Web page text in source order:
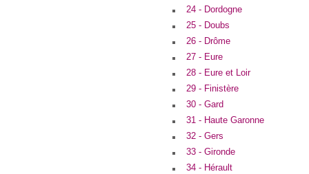
24 - Dordogne
25 - Doubs
26 - Drôme
27 - Eure
28 - Eure et Loir
29 - Finistère
30 - Gard
31 - Haute Garonne
32 - Gers
33 - Gironde
34 - Hérault